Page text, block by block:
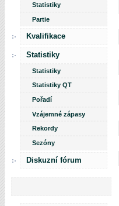
Statistiky
Partie
Kvalifikace
Statistiky
Statistiky
Statistiky QT
Pořadí
Vzájemné zápasy
Rekordy
Sezóny
Diskuzní fórum